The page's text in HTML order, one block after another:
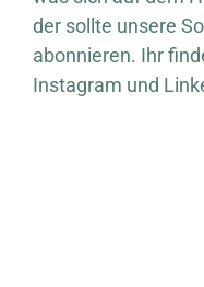
der sollte unsere
abonnieren. Ihr
Instagram und